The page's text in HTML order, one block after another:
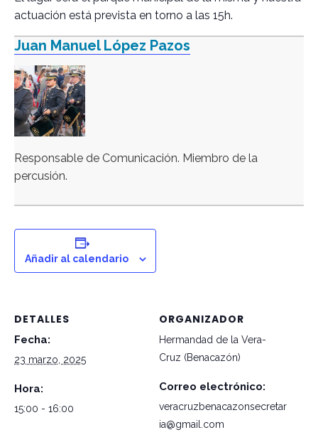
actuación está prevista en torno a las 15h.
Juan Manuel López Pazos
Responsable de Comunicación. Miembro de la
percusión.
Añadir al calendario
DETALLES
Fecha:
23 marzo, 2025
Hora:
15:00 - 16:00
ORGANIZADOR
Hermandad de la Vera-
Cruz (Benacazón)
Correo electrónico:
veracruzbenacazonsecretar
ia@gmail.com